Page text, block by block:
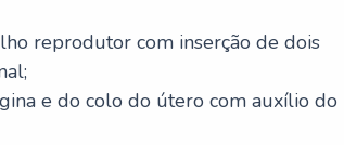
reprodutor com inserção de dois
e do colo do útero com auxílio do